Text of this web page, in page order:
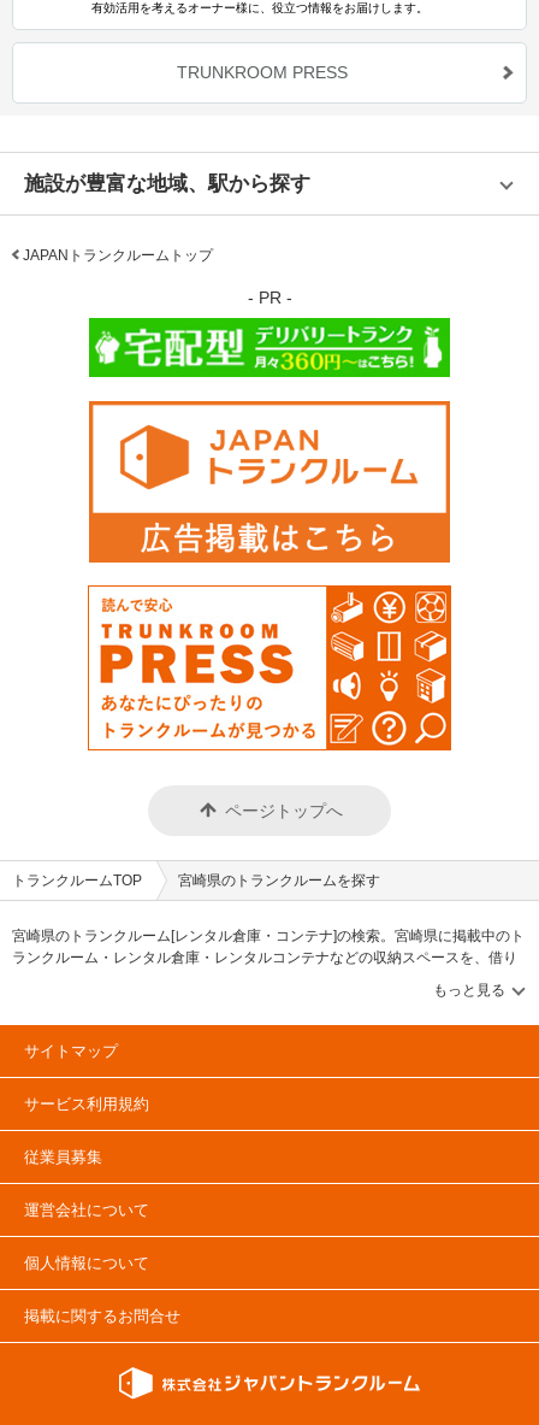
有効活用を考えるオーナー様に、役立つ情報をお届けします。
TRUNKROOM PRESS
施設が豊富な地域、駅から探す
JAPANトランクルームトップ
- PR -
ページトップへ
トランクルームTOP 宮崎県のトランクルームを探す
宮崎県のトランクルーム[レンタル倉庫・コンテナ]の検索。宮崎県に掲載中のト
ランクルーム・レンタル倉庫・レンタルコンテナなどの収納スペースを、借り
たい地域から探して、広さ・料金[賃料]・セキュリティ・空調完備・24時間出し
入れ可能などの希望条件で絞込み！豊富な物件数から様々な方法でご希望の収
納スペースを簡単に探せるトランクルーム情報サイトです。宮崎県で気になる
トランクルームを見つけたら、メールか電話でお問合せが可能です（無料）。
サイトマップ
サービス利用規約
従業員募集
運営会社について
個人情報について
掲載に関するお問合せ